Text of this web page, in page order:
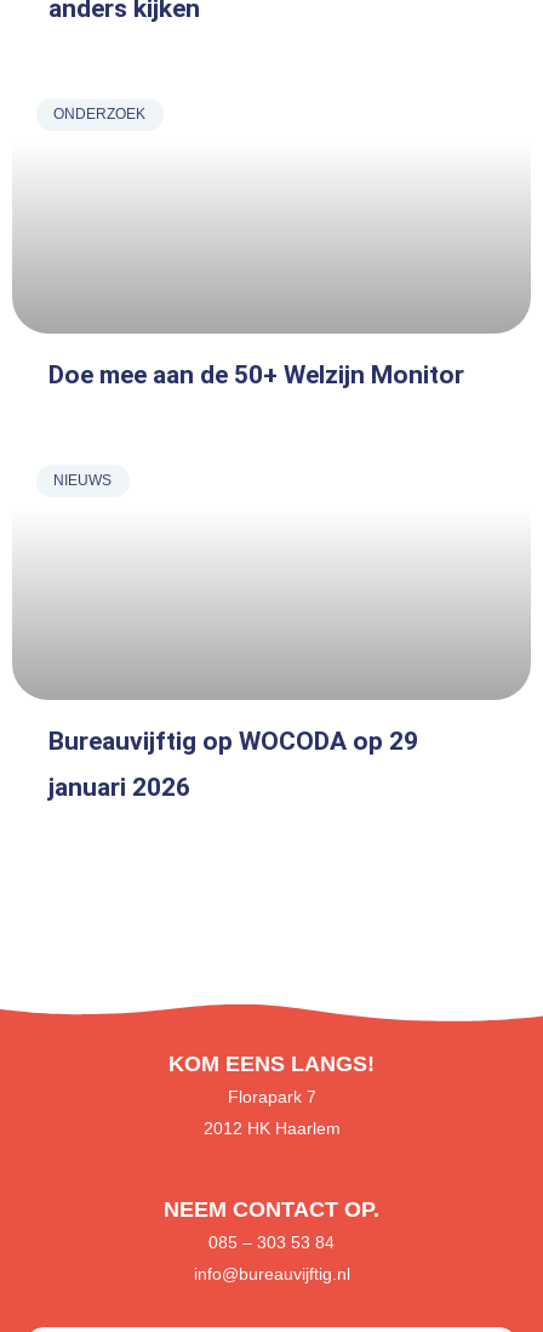
anders kijken
ONDERZOEK
Doe mee aan de 50+ Welzijn Monitor
NIEUWS
Bureauvijftig op WOCODA op 29
januari 2026
KOM EENS LANGS!
Florapark 7
2012 HK Haarlem
NEEM CONTACT OP.
085 – 303 53 84
info@bureauvijftig.nl